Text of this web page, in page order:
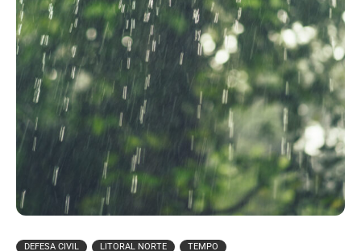
DEFESA CIVIL LITORAL NORTE TEMPO